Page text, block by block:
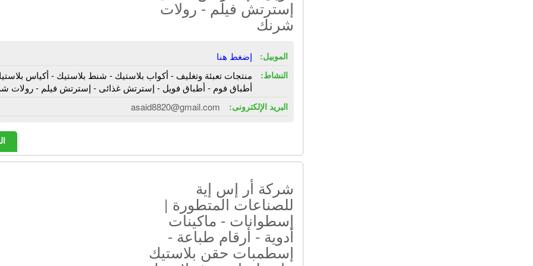
إسترتش فيلم - رولات
شرنك
الموبيل: إضغط هنا
النشاط:
منتجات تعبئة وتغليف - أكواب بلاستيك - شنط بلاستيك - أكياس
أطباق فوم - أطباق فويل - إسترتش غذائى - إسترتش فيلم - رولات
البريد الإلكترونى: asaid8820@gmail.com
شركة أر إس إية
للصناعات المتطورة |
إسطوانات - ماكينات
أدوية - أرقام طباعة -
إسطمبات حقن بلاستيك